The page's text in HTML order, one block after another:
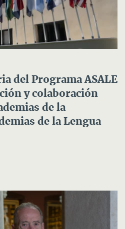
del Programa ASALE
y colaboración
de la
de la Lengua